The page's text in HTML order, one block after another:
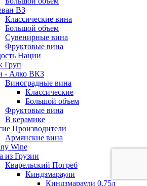
ВЗ
Классические вина
Большой объем
Сувенирные вина
Фруктовые вина
Нации
Груп
- Алко ВКЗ
Виноградные вина
Классические
Большой объем
Фруктовые вина
В керамике
Производители
Армянские вина
Wine
из Грузии
Кварельский Погреб
Киндзмараули
Киндзмараули 0,75л